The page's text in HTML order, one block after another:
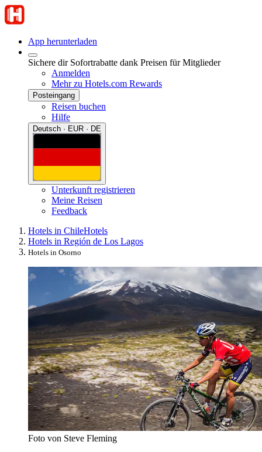
App herunterladen
Sichere dir Sofortrabatte dank Preisen für Mitglieder
Anmelden
Mehr zu Hotels.com Rewards
Posteingang
Reisen buchen
Hilfe
Deutsch · EUR · DE
Unterkunft registrieren
Meine Reisen
Feedback
Hotels in ChileHotels
Hotels in Región de Los Lagos
Hotels in Osorno
Foto von Steve Fleming